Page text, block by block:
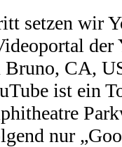
setzen wir
Bruno, CA,
ist ein
nur